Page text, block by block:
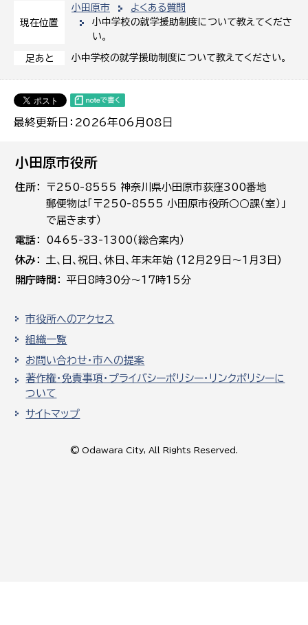
現在位置
小田原市
よくある質問
小中学校の就学援助制度について教えてくださ
い。
足あと 小中学校の就学援助制度について教えてください。
最終更新日：2026年06月08日
小田原市役所
住所
〒250-8555 神奈川県小田原市荻窪300番地
郵便物は「〒250-8555 小田原市役所○○課（室）」
で届きます）
電話
0465-33-1300（総合案内）
休み
土､日､祝日、休日、年末年始 (12月29日～1月3日)
開庁時間
平日8時30分～17時15分
市役所へのアクセス
組織一覧
お問い合わせ・市への提案
著作権・免責事項・プライバシーポリシー・リンクポリシーに
ついて
サイトマップ
© Odawara City, All Rights Reserved.